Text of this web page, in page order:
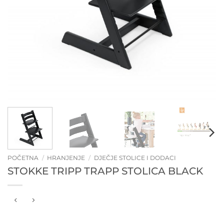
POČETNA / HRANJENJE / DJEČJE STOLICE I DODACI
STOKKE TRIPP TRAPP STOLICA BLACK